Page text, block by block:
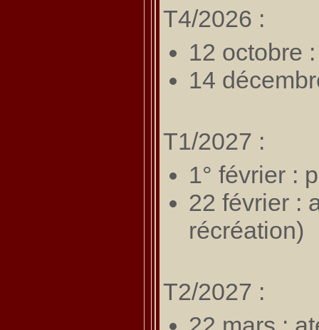
T4/2026 :
12 octobre
14
T1/2027 :
1° février :
22 février :
récréation)
T2/2027 :